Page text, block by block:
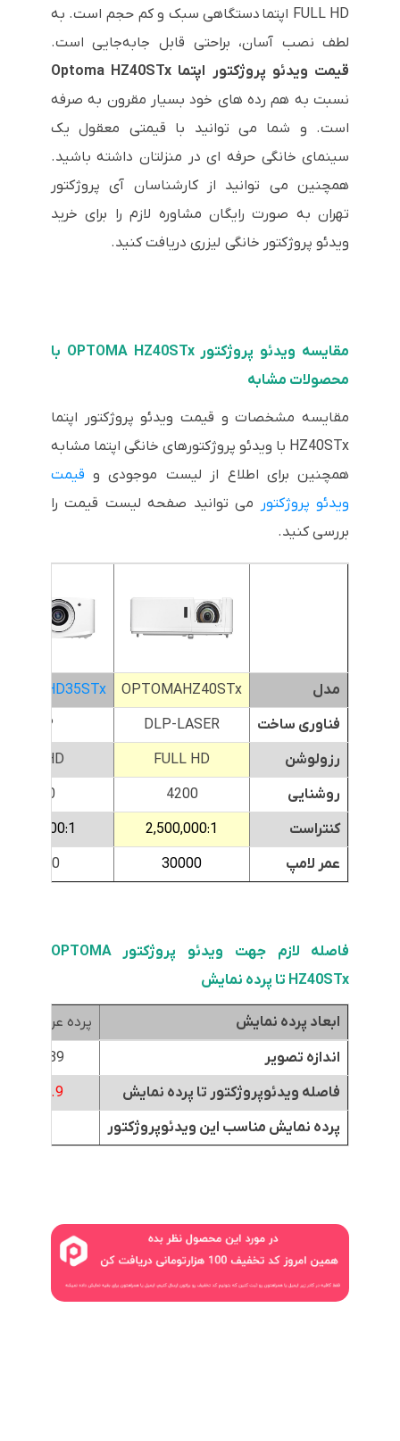
FULL HD اپتما دستگاهی سبک و کم حجم است. به
لطف نصب آسان، براحتی قابل جابه‌جایی است.
قیمت ویدئو پروژکتور اپتما Optoma HZ40STx
نسبت به هم رده های خود بسیار مقرون به صرفه
است. و شما می توانید با قیمتی معقول یک
سینمای خانگی حرفه ای در منزلتان داشته باشید.
همچنین می توانید از کارشناسان آی پروژکتور
تهران به صورت رایگان مشاوره لازم را برای خرید
ویدئو پروژکتور خانگی لیزری دریافت کنید.
مقایسه ویدئو پروژکتور OPTOMAHZ40STx
با
محصولات مشابه
مقایسه مشخصات و قیمت ویدئو پروژکتور اپتما
HZ40STx با ویدئو پروژکتورهای خانگی اپتما مشابه
همچنین برای اطلاع از لیست موجودی و قیمت
ویدئو پروژکتور می توانید صفحه لیست قیمت را
بررسی کنید.
مدل OPTOMAHZ40STx
UHD35STx
فناوری ساخت
DLP-LASER
DLP
رزولوشن
FULL HD
4K UHD
روشنایی
4200
3600
کنتراست
2,500,000:1
1,000,000:1
عمر لامپ
30000
15000
فاصله لازم جهت ویدئو پروژکتور OPTOMA
HZ40STx تا پرده نمایش
ابعاد پرده نمایش
پرده عرض 1.8متر
اندازه تصویر
89 اینچ
فاصله ویدئوپروژکتور تا پرده نمایش
0.9
پرده نمایش مناسب این ویدئوپروژکتور